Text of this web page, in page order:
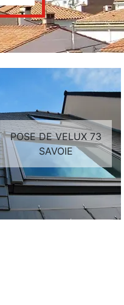
POSE DE VELUX 73
SAVOIE